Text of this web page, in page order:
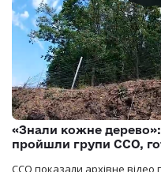
«Знали кожне
пройшли групи ССО,